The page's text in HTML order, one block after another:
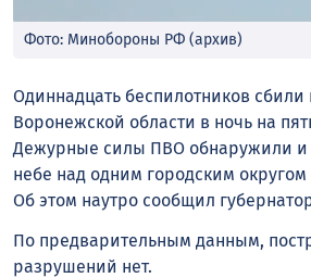
Фото: Минобороны РФ (архив)
Одиннадцать беспилотников сбили
Воронежской области в ночь на
Дежурные силы ПВО обнаружили и
небе над одним городским
Об этом наутро сообщил
По предварительным данным,
разрушений нет.